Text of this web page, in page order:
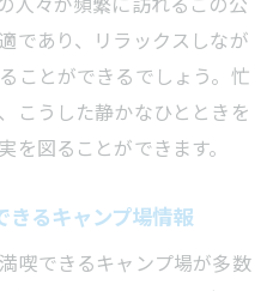
地域活性化の取り組み
るドライバーの活動
ドライバーの工夫
ーのライフスタイルを
で心身を整える方法
むドライバーのヒント
であり、リラックスしなが
ことができるでしょう。忙
こうした静かなひとときを
を図ることができます。
きるキャンプ場情報
喫できるキャンプ場が多数